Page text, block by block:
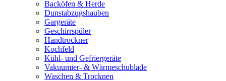
Backöfen & Herde
Dunstabzugshauben
Gargeräte
Geschirrspüler
Handtrockner
Kochfeld
Kühl- und Gefriergeräte
Vakuumier- & Wärmeschublade
Waschen & Trocknen